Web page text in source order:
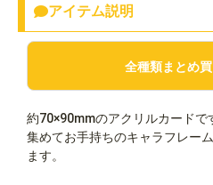
アイテム説明
全種類まとめ
約70×90mmのアクリルカードで
集めてお手持ちのキャラフレー
ます。